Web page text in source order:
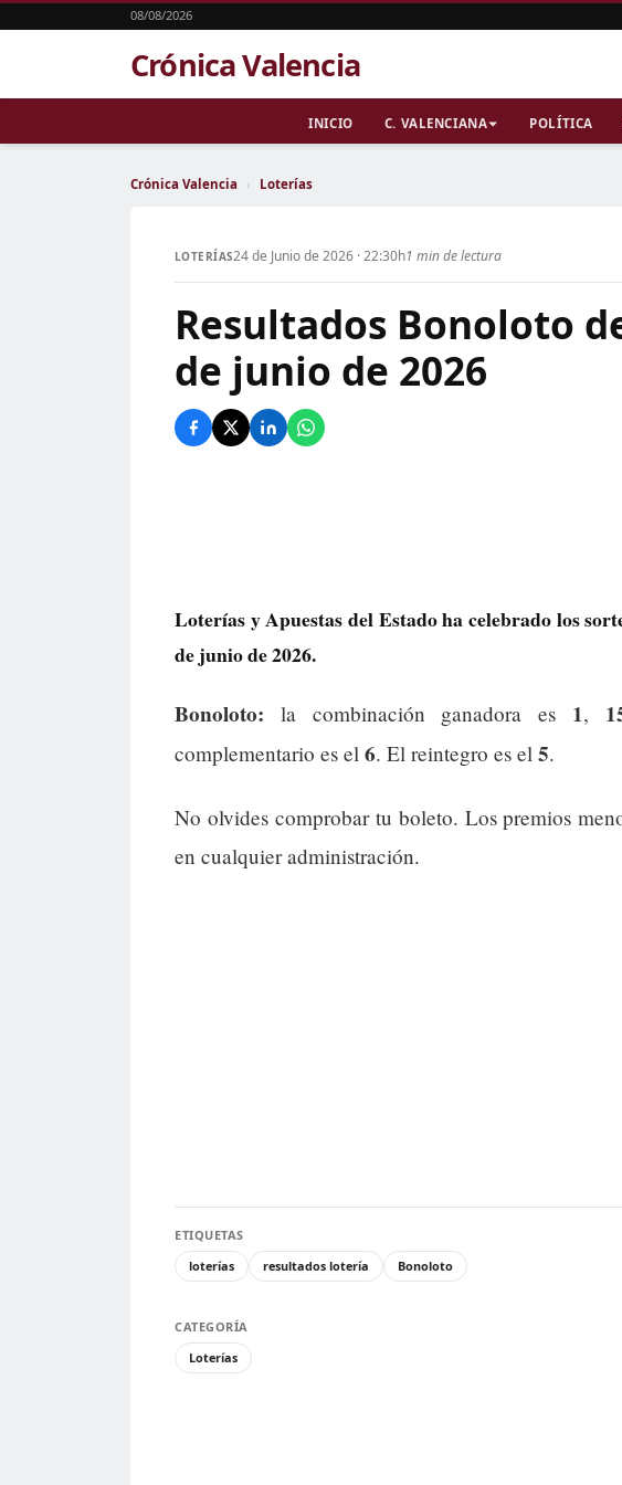
08/08/2026
Crónica Valencia
INICIO C. VALENCIANA POLÍTICA
Crónica Valencia › Loterías
LOTERÍAS24 de Junio de 2026 · 22:30h1 min de lectura
Resultados Bonoloto
de junio de 2026
Loterías y Apuestas del Estado ha celebrado los
de junio de 2026.
Bonoloto: la combinación ganadora es 1,
complementario es el 6. El reintegro es el 5.
No olvides comprobar tu boleto. Los premios
en cualquier administración.
ETIQUETAS
loterías
resultados lotería Bonoloto
CATEGORÍA
Loterías